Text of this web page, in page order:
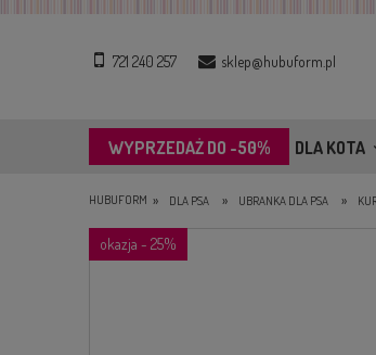
721 240 257 sklep@hubuform.pl
WYPRZEDAŻ DO -50% DLA KOTA
HUBUFORM » DLA PSA » UBRANKA DLA PSA »
okazja - 25%